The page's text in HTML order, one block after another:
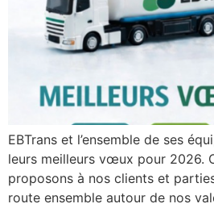
EBTrans et l’ensemble de ses
leurs meilleurs vœux pour 2026.
proposons à nos clients et
route ensemble autour de nos